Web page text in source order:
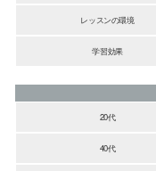
レッスンの環境
学習効果
20代
40代